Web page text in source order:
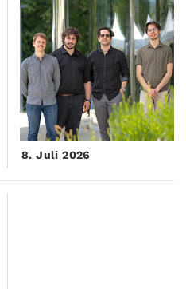
8. Juli 2026